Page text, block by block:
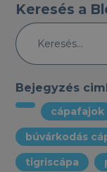
Keresés a
Bejegyzés
cápafajok
búvárkodás
tigriscápa